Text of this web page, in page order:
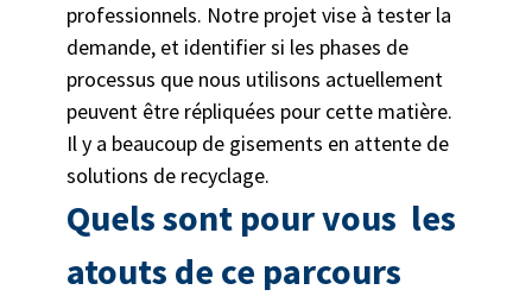
professionnels. Notre projet vise à tester la
demande, et identifier si les phases de
processus que nous utilisons actuellement
peuvent être répliquées pour cette matière.
Il y a beaucoup de gisements en attente de
solutions de recyclage.
Quels sont pour vous les
atouts de ce parcours